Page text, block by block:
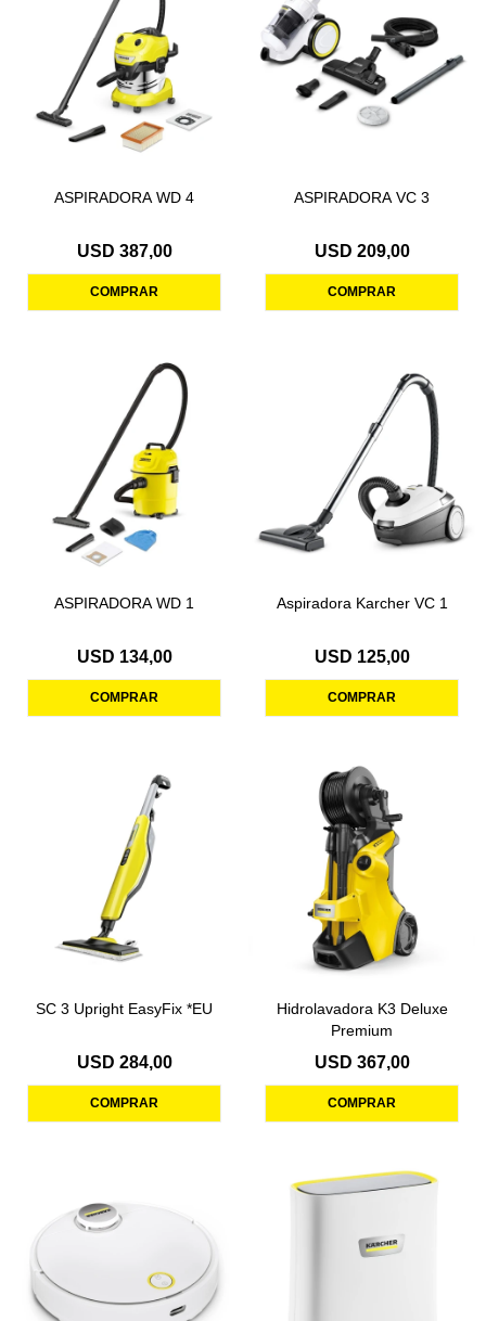
ASPIRADORA WD 4
USD 387,00
ASPIRADORA VC 3
USD 209,00
ASPIRADORA WD 1
USD 134,00
Aspiradora Karcher VC 1
USD 125,00
SC 3 Upright EasyFix *EU
USD 284,00
Hidrolavadora K3 Deluxe
Premium
USD 367,00